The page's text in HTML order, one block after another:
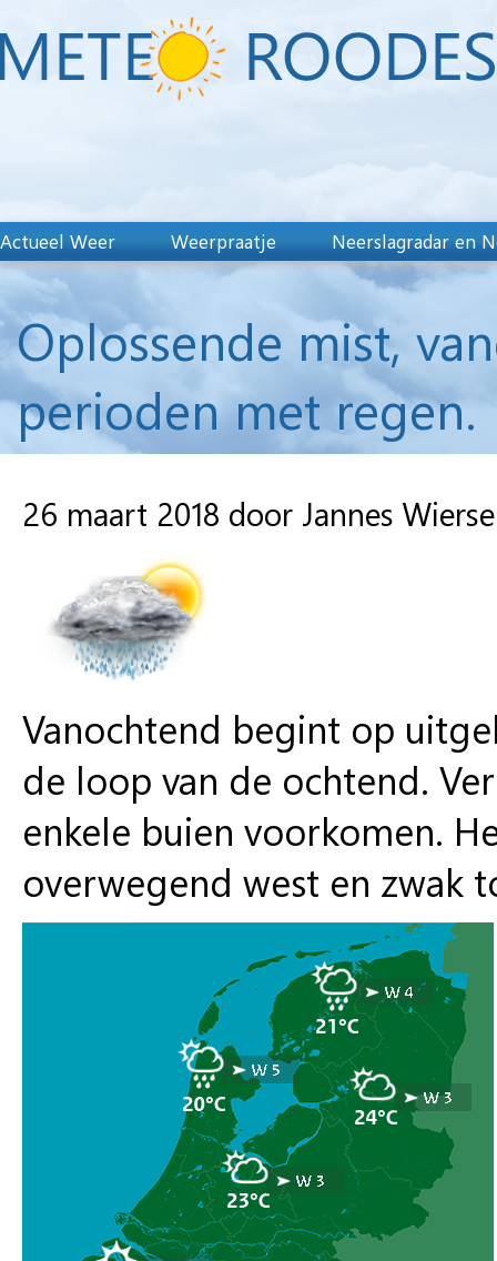
Actueel Weer Weerpraatje Neerslagradar en
Oplossende mist,
perioden met regen.
26 maart 2018 door Jannes
Vanochtend begint op
de loop van de ochtend.
enkele buien voorkomen.
overwegend west en zwak